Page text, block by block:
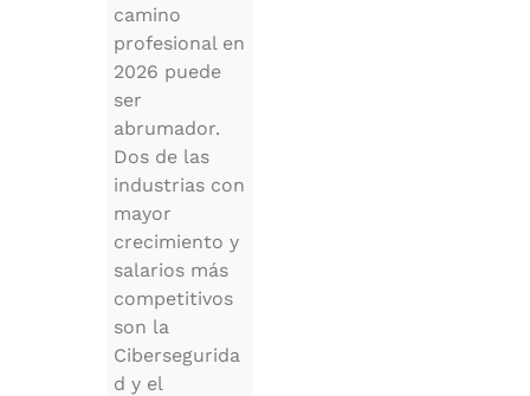
camino
profesional en
2026 puede
ser
abrumador.
Dos de las
industrias con
mayor
crecimiento y
salarios más
competitivos
son la
Cibersegurida
d y el